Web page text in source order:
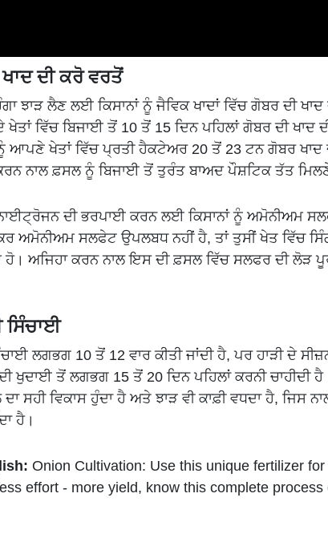
ਝਾੜ ਲੈਣ ਲਈ ਕਿਸਾਨਾਂ ਨੂੰ ਜੈਵਿਕ ਖਾਦਾਂ ਵਿੱਚ ਗੋਬਰ ਦੀ ਖਾਦ
ਵਿੱਚ ਬਿਜਾਈ ਤੋਂ 10 ਤੋਂ 15 ਦਿਨ ਪਹਿਲਾਂ ਗੋਬਰ ਦੀ ਖਾਦ
ਨੂੰ ਆਪਣੇ ਖੇਤਾਂ ਵਿੱਚ ਪ੍ਰਤੀ ਹੈਕਟੇਅਰ 20 ਤੋਂ 23 ਟਨ ਗੋਬਰ ਖਾਦ
ਨਾਲ ਫ਼ਸਲ ਨੂੰ ਬਿਜਾਈ ਤੋਂ ਤੁਰੰਤ ਬਾਅਦ ਪੌਸ਼ਟਿਕ ਤੱਤ
ਅਮੋਨੀਅਮ ਸਲਫੇਟ ਉਪਲਬਧ ਨਹੀਂ ਹੈ, ਤਾਂ ਤੁਸੀਂ ਖੇਤ ਵਿੱਚ
ਅਜਿਹਾ ਕਰਨ ਨਾਲ ਇਸ ਦੀ ਫ਼ਸਲ ਵਿੱਚ ਸਲਫਰ ਦੀ ਲੋੜ
ਲਗਭਗ 10 ਤੋਂ 12 ਵਾਰ ਕੀਤੀ ਜਾਂਦੀ ਹੈ, ਪਰ ਹਾੜੀ ਦੇ
ਖੁਦਾਈ ਤੋਂ ਲਗਭਗ 15 ਤੋਂ 20 ਦਿਨ ਪਹਿਲਾਂ ਕਰਨੀ ਚਾਹੀਦੀ
ਸਹੀ ਵਿਕਾਸ ਹੁੰਦਾ ਹੈ ਅਤੇ ਝਾੜ ਵੀ ਕਾਫ਼ੀ ਵਧਦਾ ਹੈ, ਜਿਸ
ਹੈ।
effort - more yield, know this complete process